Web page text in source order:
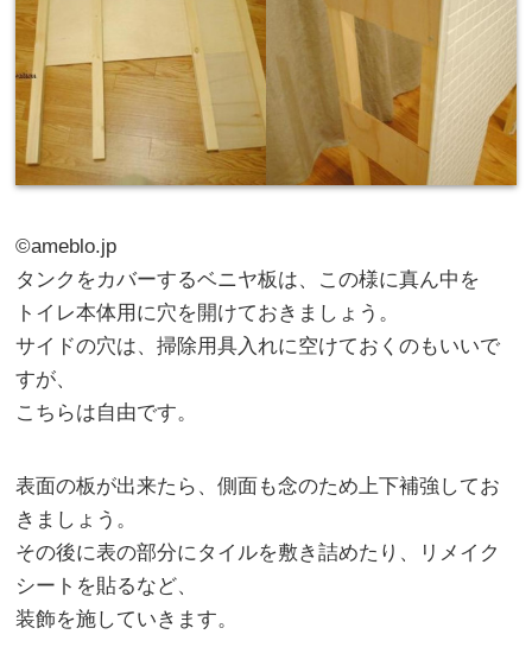
©ameblo.jp
タンクをカバーするベニヤ板は、この様に真ん中を
トイレ本体用に穴を開けておきましょう。
サイドの穴は、掃除用具入れに空けておくのもいいで
すが、
こちらは自由です。
表面の板が出来たら、側面も念のため上下補強してお
きましょう。
その後に表の部分にタイルを敷き詰めたり、リメイク
シートを貼るなど、
装飾を施していきます。